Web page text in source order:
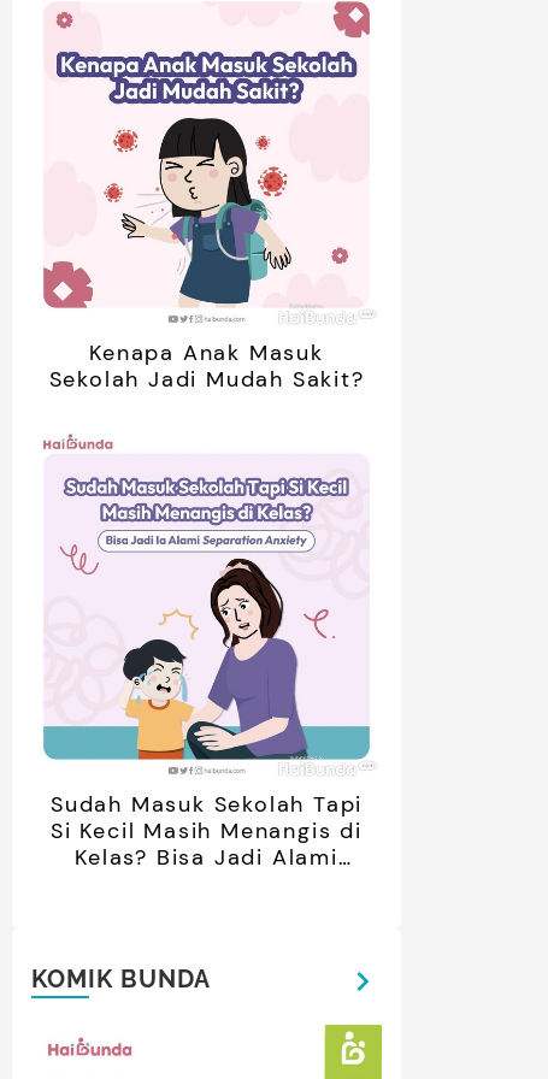
Kenapa Anak Masuk
Sekolah Jadi Mudah Sakit?
Sudah Masuk Sekolah Tapi
Si Kecil Masih Menangis di
Kelas? Bisa Jadi Alami
KOMIK BUNDA